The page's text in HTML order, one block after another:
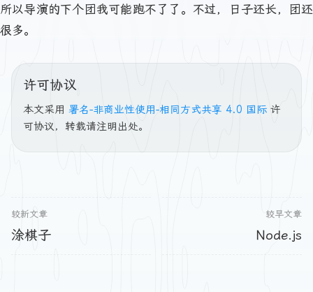
所以导演的下个团我可能跑不了了。不过，日子还长，团还
很多。
许可协议
本文采用 署名-非商业性使用-相同方式共享 4.0 国际 许
可协议，转载请注明出处。
较新文章
涂棋子
较早文章
Node.js